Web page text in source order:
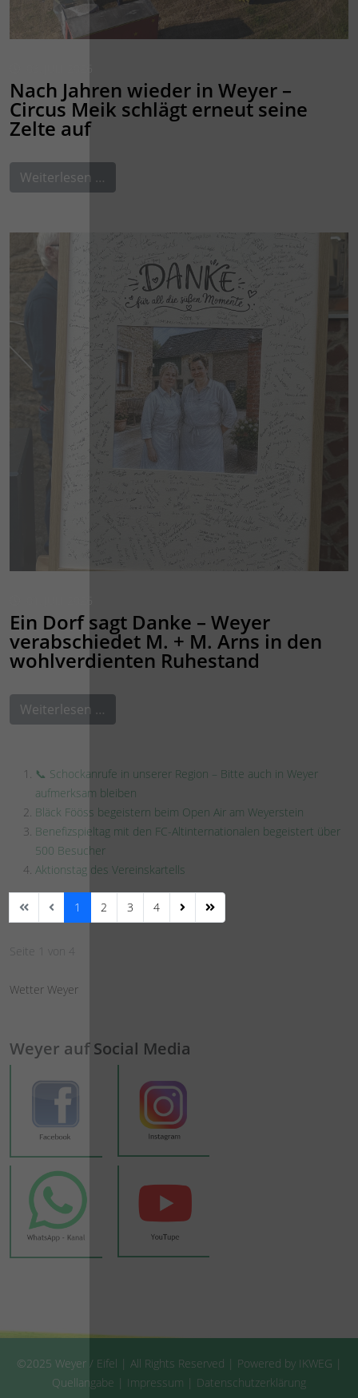
Nach Jahren wieder in Weyer –
Circus Meik schlägt erneut seine
Zelte auf
Weiterlesen …
Ein Dorf sagt Danke – Weyer
verabschiedet M. + M. Arns in den
wohlverdienten Ruhestand
Weiterlesen …
📞 Schockanrufe in unserer Region – Bitte auch in Weyer
aufmerksam bleiben
Bläck Fööss begeistern beim Open Air am Weyerstein
Benefizspieltag mit den FC-Altinternationalen begeistert über
500 Besucher
Aktionstag des Vereinskartells
1 2 3 4
Seite 1 von 4
Wetter Weyer
Weyer auf Social Media
©2025 Weyer / Eifel | All Rights Reserved | Powered by IKWEG |
Quellangabe | Impressum | Datenschutzerklärung